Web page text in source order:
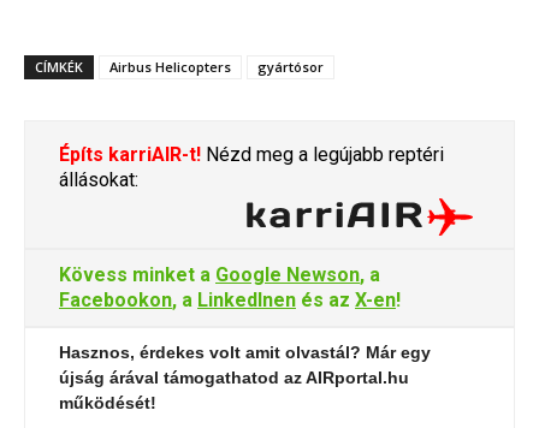
CÍMKÉK Airbus Helicopters gyártósor
Építs karriAIR-t! Nézd meg a legújabb reptéri
állásokat:
Kövess minket a Google Newson, a
Facebookon, a LinkedInen és az X-en!
Hasznos, érdekes volt amit olvastál? Már egy
újság árával támogathatod az AIRportal.hu
működését!